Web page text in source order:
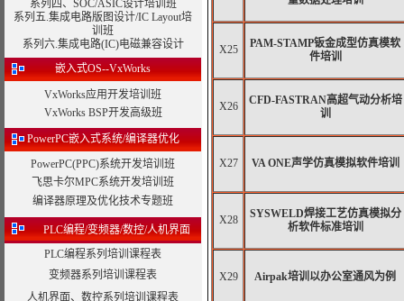
系列四、SOC/ASIC设计培训班
系列五.集成电路版图设计/IC Layout培
训班
系列六.集成电路(IC)电磁兼容设计
嵌入式OS--VxWorks
VxWorks应用开发培训班
VxWorks BSP开发高级班
PowerPC嵌入式系统/编译器优化
PowerPC(PPC)系统开发培训班
飞思卡尔MPC系统开发培训班
编译器原理及优化技术专题班
PLC编程/变频器/数控/人机界面
PLC编程系列培训课程表
变频器系列培训课程表
人机界面、数控系列培训课程表
X25
PAM-STAMP钣金成型仿真模软
件培训
X26
CFD-FASTRAN高超气动分析培
训
X27 VA ONE声学仿真模拟软件培训
X28
SYSWELD焊接工艺仿真模拟分
析软件标准培训
X29 Airpak培训以办公室通风为例